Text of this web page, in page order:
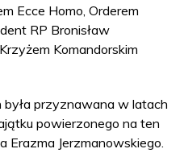
Ecce Homo, Orderem
RP Bronisław
Komandorskim
była przyznawana w latach
powierzonego na ten
Erazma Jerzmanowskiego.